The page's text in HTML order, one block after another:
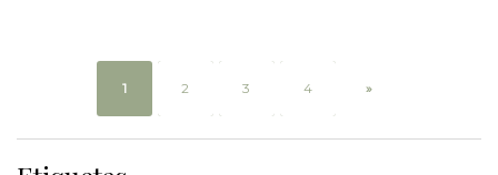
1 2 3 4 »